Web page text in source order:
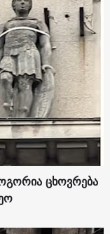
ცხოვრება